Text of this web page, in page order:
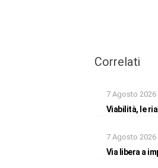
Correlati
7 Agosto 2026
Viabilità, le
7 Agosto 2026
Via libera a